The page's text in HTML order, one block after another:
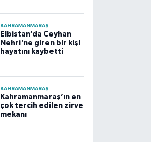
KAHRAMANMARAŞ
Elbistan’da Ceyhan
Nehri'ne giren bir kişi
hayatını kaybetti
KAHRAMANMARAŞ
Kahramanmaraş’ın en
çok tercih edilen zirve
mekanı